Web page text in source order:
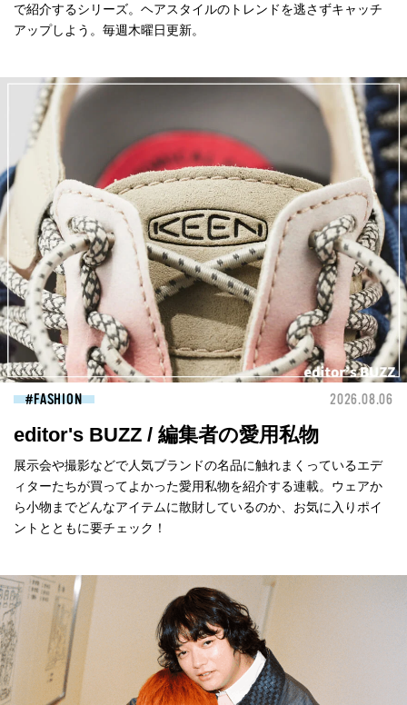
で紹介するシリーズ。ヘアスタイルのトレンドを逃さずキャッチ
アップしよう。毎週木曜日更新。
FASHION 2026.08.06
editor's BUZZ / 編集者の愛用私物
展示会や撮影などで人気ブランドの名品に触れまくっているエデ
ィターたちが買ってよかった愛用私物を紹介する連載。ウェアか
ら小物までどんなアイテムに散財しているのか、お気に入りポイ
ントとともに要チェック！